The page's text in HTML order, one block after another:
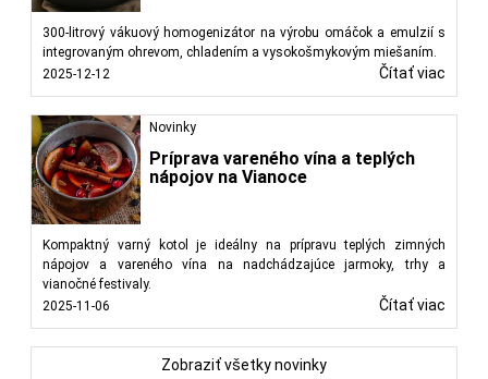
300-litrový vákuový homogenizátor na výrobu omáčok a emulzií s
integrovaným ohrevom, chladením a vysokošmykovým miešaním.
2025-12-12
Čítať viac
Novinky
Príprava vareného vína a teplých
nápojov na Vianoce
Kompaktný varný kotol je ideálny na prípravu teplých zimných
nápojov a vareného vína na nadchádzajúce jarmoky, trhy a
vianočné festivaly.
2025-11-06
Čítať viac
Zobraziť všetky novinky